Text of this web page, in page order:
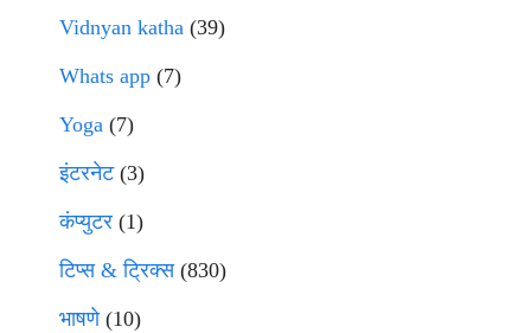
Vidnyan katha (39)
Whats app (7)
Yoga (7)
इंटरनेट(3)
कंप्युटर (1)
टिप्स & ट्रिक्स(830)
भाषणे(10)